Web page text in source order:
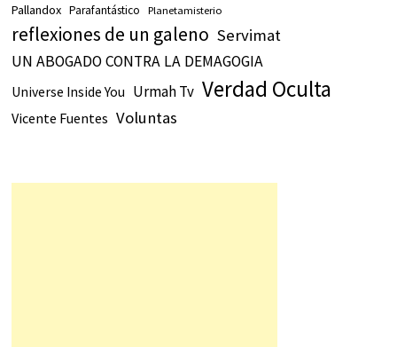
Pallandox Parafantástico Planetamisterio
reflexiones de un galeno Servimat
UN ABOGADO CONTRA LA DEMAGOGIA
Universe Inside You Urmah Tv Verdad Oculta
Vicente Fuentes Voluntas